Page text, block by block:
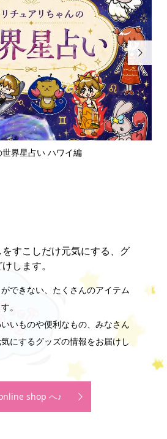
界星占い ハワイ編

すこしだけ元気にする、グ
します。
できない、たくさんのアイテム
。
いものや便利なもの、みなさん
にするグッズの情報をお届けし
shop へ♪